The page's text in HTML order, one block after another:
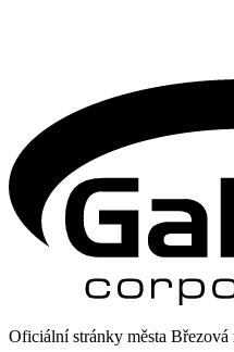
Oficiální stránky města